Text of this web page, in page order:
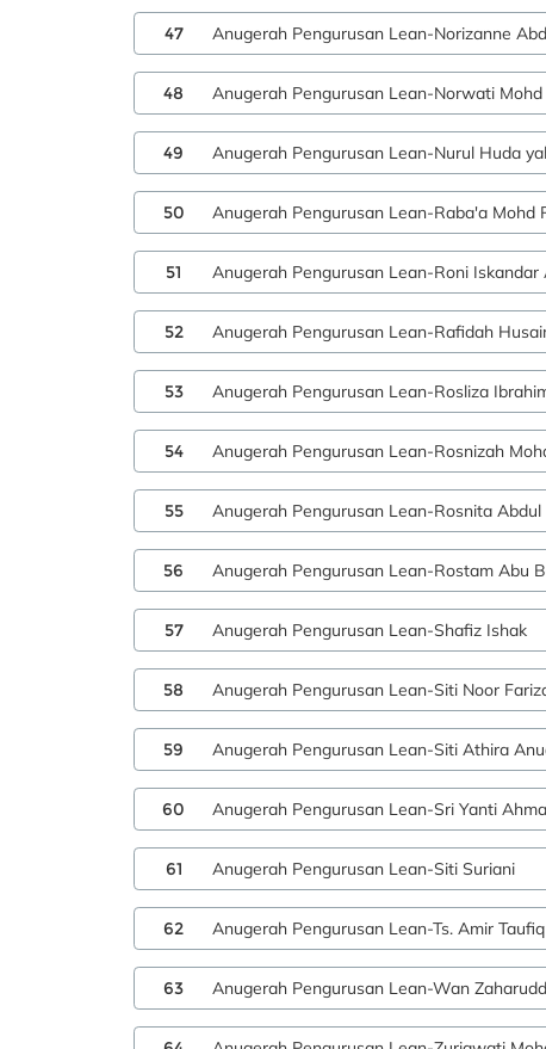
47 Anugerah Pengurusan Lean-Norizanne
48 Anugerah Pengurusan Lean-Norwati Mohd
49 Anugerah Pengurusan Lean-Nurul Huda
50 Anugerah Pengurusan Lean-Raba'a Mohd
51 Anugerah Pengurusan Lean-Roni Iskandar
52 Anugerah Pengurusan Lean-Rafidah
53 Anugerah Pengurusan Lean-Rosliza
54 Anugerah Pengurusan Lean-Rosnizah
55 Anugerah Pengurusan Lean-Rosnita Abdul
56 Anugerah Pengurusan Lean-Rostam Abu
57 Anugerah Pengurusan Lean-Shafiz Ishak
58 Anugerah Pengurusan Lean-Siti Noor
59 Anugerah Pengurusan Lean-Siti Athira
60 Anugerah Pengurusan Lean-Sri Yanti
61 Anugerah Pengurusan Lean-Siti Suriani
62 Anugerah Pengurusan Lean-Ts. Amir
63 Anugerah Pengurusan Lean-Wan